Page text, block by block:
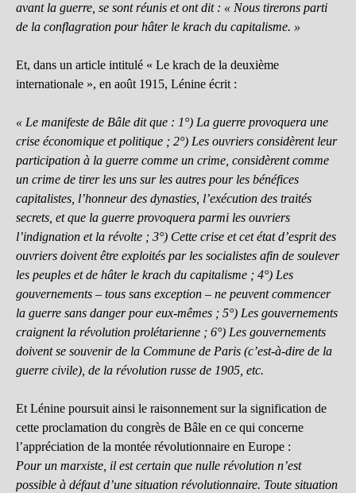
avant la guerre, se sont réunis et ont dit : « Nous tirerons parti
de la conflagration pour hâter le krach du capitalisme. »
Et, dans un article intitulé « Le krach de la deuxième
internationale », en août 1915, Lénine écrit :
« Le manifeste de Bâle dit que : 1°) La guerre provoquera une
crise économique et politique ; 2°) Les ouvriers considèrent leur
participation à la guerre comme un crime, considèrent comme
un crime de tirer les uns sur les autres pour les bénéfices
capitalistes, l’honneur des dynasties, l’exécution des traités
secrets, et que la guerre provoquera parmi les ouvriers
l’indignation et la révolte ; 3°) Cette crise et cet état d’esprit des
ouvriers doivent être exploités par les socialistes afin de soulever
les peuples et de hâter le krach du capitalisme ; 4°) Les
gouvernements – tous sans exception – ne peuvent commencer
la guerre sans danger pour eux-mêmes ; 5°) Les gouvernements
craignent la révolution prolétarienne ; 6°) Les gouvernements
doivent se souvenir de la Commune de Paris (c’est-à-dire de la
guerre civile), de la révolution russe de 1905, etc.
Et Lénine poursuit ainsi le raisonnement sur la signification de
cette proclamation du congrès de Bâle en ce qui concerne
l’appréciation de la montée révolutionnaire en Europe :
Pour un marxiste, il est certain que nulle révolution n’est
possible à défaut d’une situation révolutionnaire. Toute situation